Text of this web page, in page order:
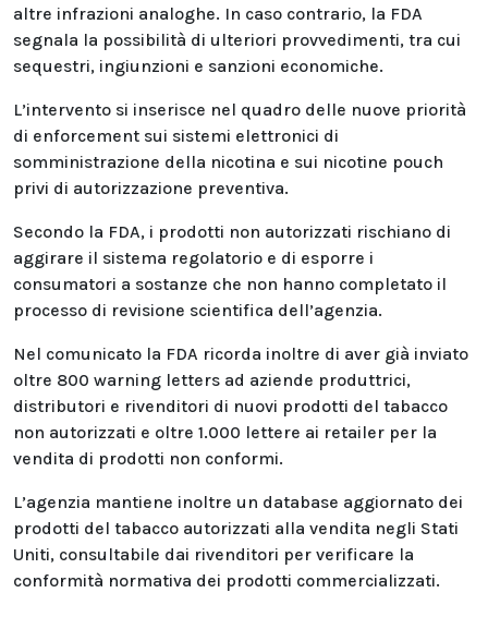
altre infrazioni analoghe. In caso contrario, la FDA
segnala la possibilità di ulteriori provvedimenti, tra cui
sequestri, ingiunzioni e sanzioni economiche.
L’intervento si inserisce nel quadro delle nuove priorità
di enforcement sui sistemi elettronici di
somministrazione della nicotina e sui nicotine pouch
privi di autorizzazione preventiva.
Secondo la FDA, i prodotti non autorizzati rischiano di
aggirare il sistema regolatorio e di esporre i
consumatori a sostanze che non hanno completato il
processo di revisione scientifica dell’agenzia.
Nel comunicato la FDA ricorda inoltre di aver già inviato
oltre 800 warning letters ad aziende produttrici,
distributori e rivenditori di nuovi prodotti del tabacco
non autorizzati e oltre 1.000 lettere ai retailer per la
vendita di prodotti non conformi.
L’agenzia mantiene inoltre un database aggiornato dei
prodotti del tabacco autorizzati alla vendita negli Stati
Uniti, consultabile dai rivenditori per verificare la
conformità normativa dei prodotti commercializzati.